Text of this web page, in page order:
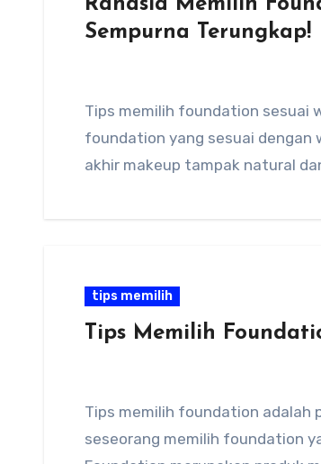
Rahasia Memilih
Sempurna Terungkap!
Tips memilih foundation sesuai
foundation yang sesuai dengan
akhir makeup tampak natural
tips memilih
Tips Memilih
Tips memilih foundation adalah
seseorang memilih foundation